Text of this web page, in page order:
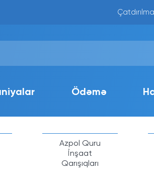
Çatdırılma
Ödəmə
Azpol Quru
İnşaat
Qarışıqları